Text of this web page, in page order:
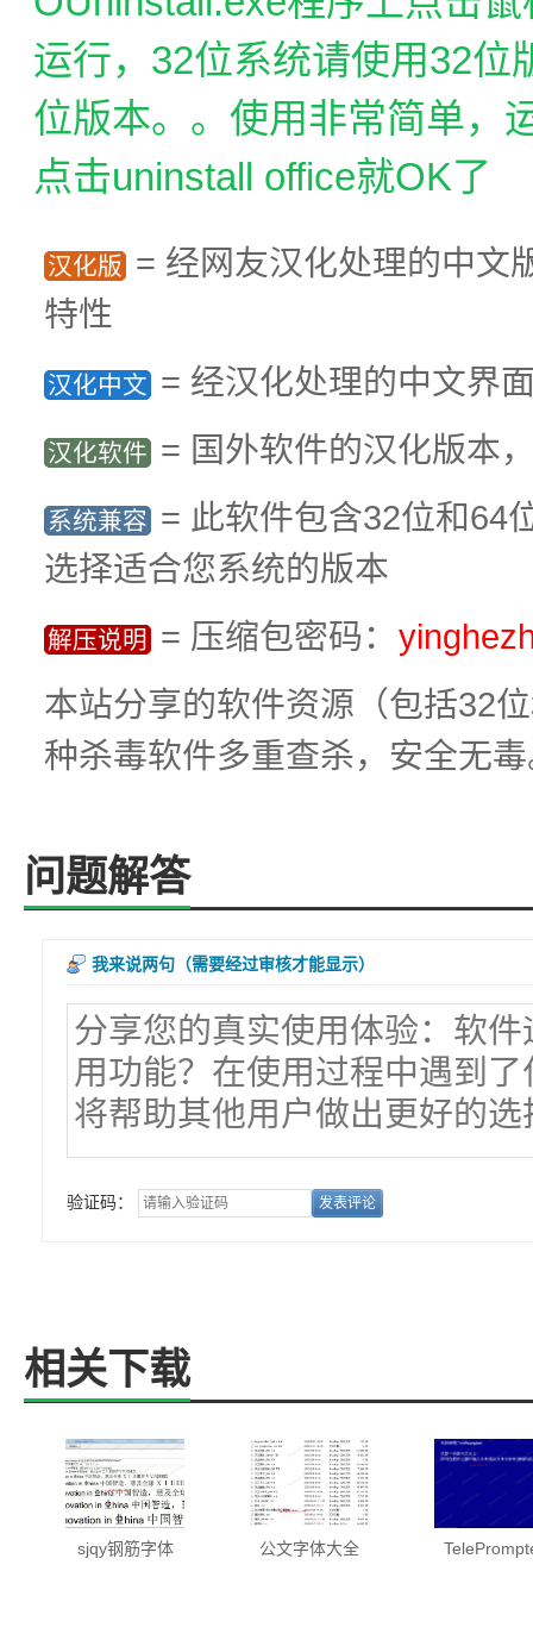
运行，32位系统请使用32位
位版本。。使用非常简单，
点击uninstall office就OK了
汉化版
= 经网友汉化处理的中文
特性
汉化中文 = 经汉化处理的中文界
汉化软件 = 国外软件的汉化版本
系统兼容 = 此软件包含32位和64
选择适合您系统的版本
解压说明 = 压缩包密码：
本站分享的软件资源（包括32
种杀毒软件多重查杀，安全无
问题解答
我来说两句 （需要经过审核才能显示）
验证码：
相关下载
sjqy钢筋字体 公文字体大全